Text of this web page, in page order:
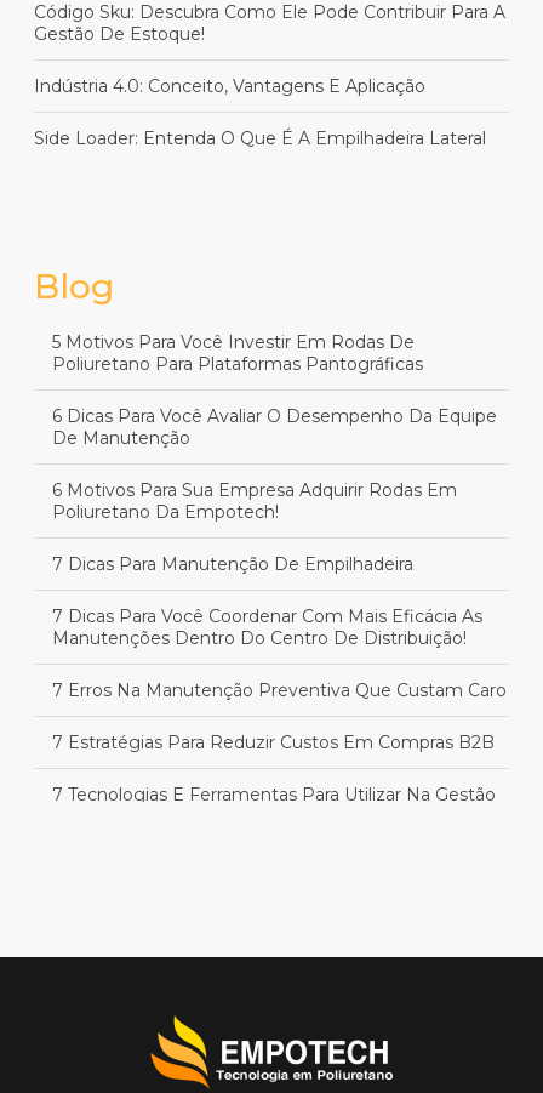
Código Sku: Descubra Como Ele Pode Contribuir Para A
Gestão De Estoque!
Indústria 4.0: Conceito, Vantagens E Aplicação
Side Loader: Entenda O Que É A Empilhadeira Lateral
Blog
5 Motivos Para Você Investir Em Rodas De
Poliuretano Para Plataformas Pantográficas
6 Dicas Para Você Avaliar O Desempenho Da Equipe
De Manutenção
6 Motivos Para Sua Empresa Adquirir Rodas Em
Poliuretano Da Empotech!
7 Dicas Para Manutenção De Empilhadeira
7 Dicas Para Você Coordenar Com Mais Eficácia As
Manutenções Dentro Do Centro De Distribuição!
7 Erros Na Manutenção Preventiva Que Custam Caro
7 Estratégias Para Reduzir Custos Em Compras B2B
7 Tecnologias E Ferramentas Para Utilizar Na Gestão
Alugar Ou Comprar Empilhadeira Elétrica? Confira Os
Benefícios De Cada Um!